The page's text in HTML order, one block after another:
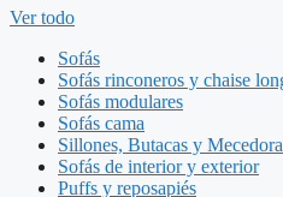
Ver todo
Sofás
Sofás rinconeros y chaise
Sofás modulares
Sofás cama
Sillones, Butacas y
Sofás de interior y exterior
Puffs y reposapiés